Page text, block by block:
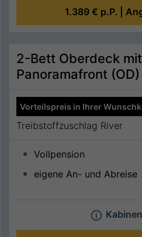
1.389 € p.P. |
2-Bett Oberdeck
Panoramafront (OD)
Vorteilspreis in Ihrer
Treibstoffzuschlag River
Vollpension
eigene An- und Abreise